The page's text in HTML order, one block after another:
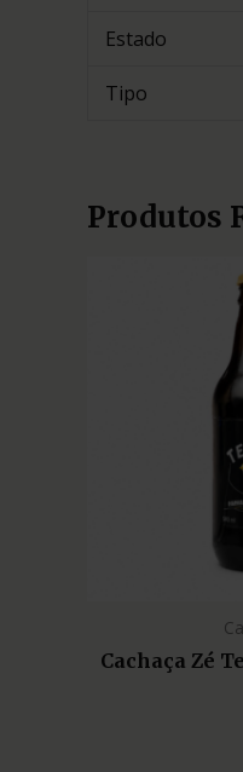
Estado
Tipo
Produtos
Cachaça Zé